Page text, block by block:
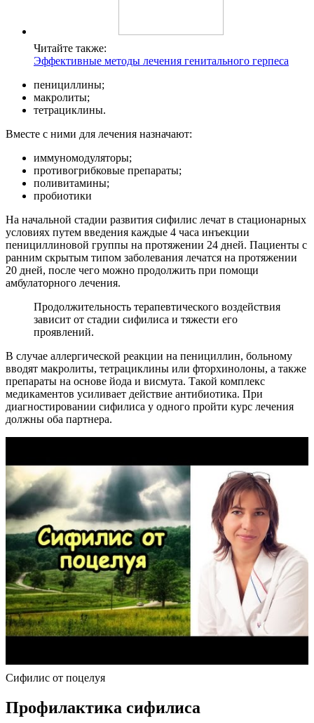
Читайте также:
Эффективные методы лечения генитального герпеса
пенициллины;
макролиты;
тетрациклины.
Вместе с ними для лечения назначают:
иммуномодуляторы;
противогрибковые препараты;
поливитамины;
пробиотики
На начальной стадии развития сифилис лечат в стационарных
условиях путем введения каждые 4 часа инъекции
пенициллиновой группы на протяжении 24 дней. Пациенты с
ранним скрытым типом заболевания лечатся на протяжении
20 дней, после чего можно продолжить при помощи
амбулаторного лечения.
Продолжительность терапевтического воздействия
зависит от стадии сифилиса и тяжести его
проявлений.
В случае аллергической реакции на пенициллин, больному
вводят макролиты, тетрациклины или фторхинолоны, а также
препараты на основе йода и висмута. Такой комплекс
медикаментов усиливает действие антибиотика. При
диагностировании сифилиса у одного пройти курс лечения
должны оба партнера.
Сифилис от поцелуя
Профилактика сифилиса